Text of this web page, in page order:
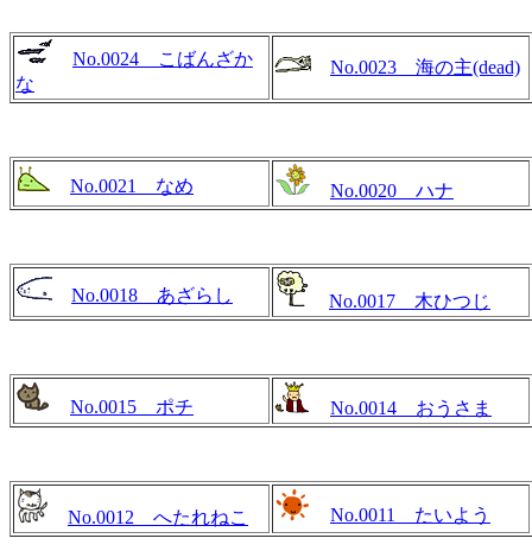
No.0024 こばんざか
な
No.0023 海の主(dead)
No.0021 なめ No.0020 ハナ
No.0018 あざらし No.0017 木ひつじ
No.0015 ポチ No.0014 おうさま
No.0012 へたれねこ No.0011 たいよう